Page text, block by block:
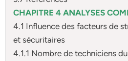
CHAPITRE 4 ANALYSES
4.1 Influence des facteurs de
et sécuritaires
4.1.1 Nombre de techniciens